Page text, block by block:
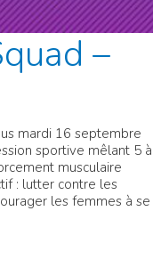
–
mardi 16 septembre
sportive mêlant 5 à
musculaire
: lutter contre les
les femmes à se